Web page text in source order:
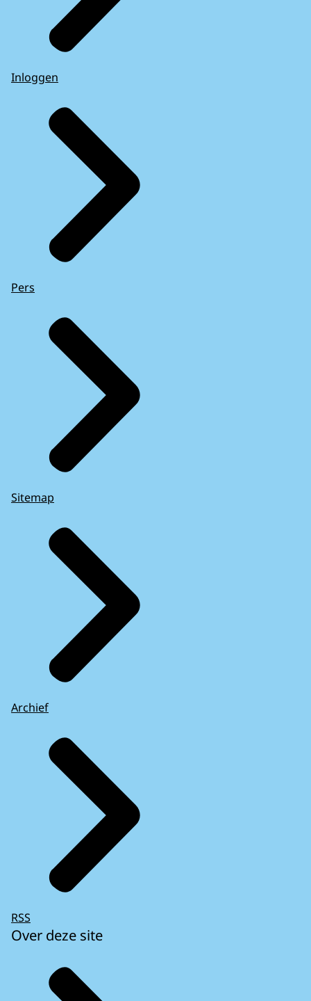
Inloggen
Pers
Sitemap
Archief
RSS
Over deze site